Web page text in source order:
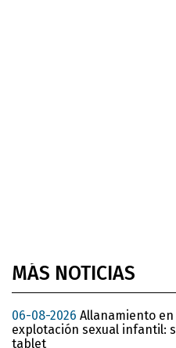
MÁS NOTICIAS
06-08-2026 Allanamiento
explotación sexual infantil:
tablet